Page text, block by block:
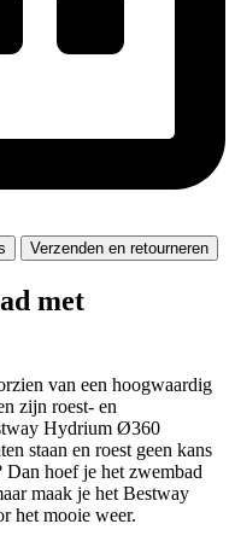
Verzenden en retourneren
met
van een hoogwaardig
zijn roest- en
Hydrium Ø360
staan en roest geen kans
hoef je het zwembad
maak je het Bestway
het mooie weer.